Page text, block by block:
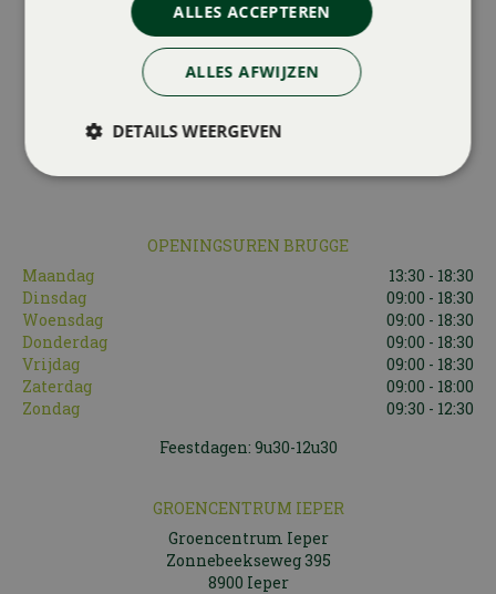
WIJ ACCEPTEREN OOK:
OPENINGSUREN BRUGGE
Maandag
13:30 - 18:30
Dinsdag
09:00 - 18:30
Woensdag
09:00 - 18:30
Donderdag
09:00 - 18:30
Vrijdag
09:00 - 18:30
Zaterdag
09:00 - 18:00
Zondag
09:30 - 12:30
Feestdagen: 9u30-12u30
GROENCENTRUM IEPER
Groencentrum Ieper
Zonnebeekseweg 395
8900 Ieper
ALLES ACCEPTEREN
ALLES AFWIJZEN
DETAILS WEERGEVEN